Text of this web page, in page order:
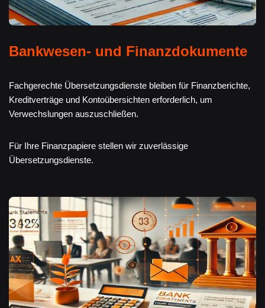
Bankwesen- und Finanzdokumente
Fachgerechte Übersetzungsdienste bleiben für Finanzberichte,
Kreditverträge und Kontoübersichten erforderlich, um
Verwechslungen auszuschließen.
Für Ihre Finanzpapiere stellen wir zuverlässige
Übersetzungsdienste.